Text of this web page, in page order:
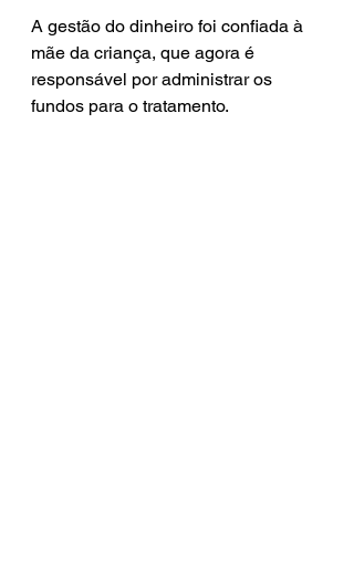
A gestão do dinheiro foi confiada à
mãe da criança, que agora é
responsável por administrar os
fundos para o tratamento.